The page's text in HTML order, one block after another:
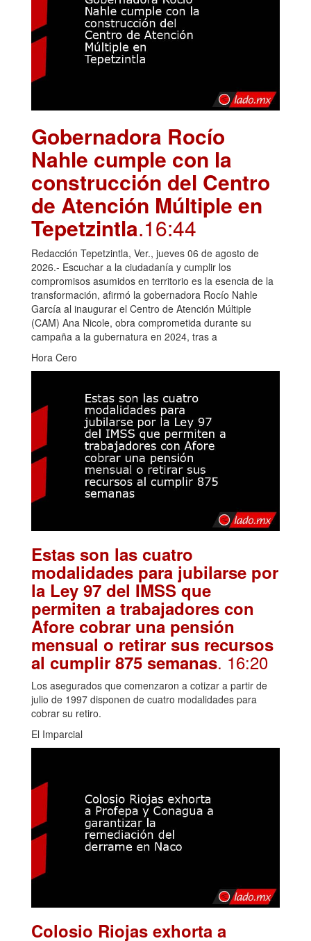
Gobernadora Rocío
Nahle cumple con la
construcción del Centro
de Atención Múltiple en
Tepetzintla.16:44
Redacción Tepetzintla, Ver., jueves 06 de agosto de
2026.- Escuchar a la ciudadanía y cumplir los
compromisos asumidos en territorio es la esencia de la
transformación, afirmó la gobernadora Rocío Nahle
García al inaugurar el Centro de Atención Múltiple
(CAM) Ana Nicole, obra comprometida durante su
campaña a la gubernatura en 2024, tras a
Hora Cero
Estas son las cuatro
modalidades para jubilarse por
la Ley 97 del IMSS que
permiten a trabajadores con
Afore cobrar una pensión
mensual o retirar sus recursos
al cumplir 875 semanas. 16:20
Los asegurados que comenzaron a cotizar a partir de
julio de 1997 disponen de cuatro modalidades para
cobrar su retiro.
El Imparcial
Colosio Riojas exhorta a